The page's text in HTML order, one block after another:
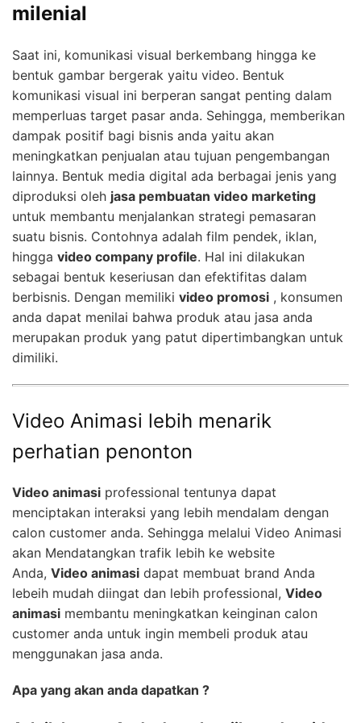
milenial
Saat ini, komunikasi visual berkembang hingga ke
bentuk gambar bergerak yaitu video. Bentuk
komunikasi visual ini berperan sangat penting dalam
memperluas target pasar anda. Sehingga, memberikan
dampak positif bagi bisnis anda yaitu akan
meningkatkan penjualan atau tujuan pengembangan
lainnya. Bentuk media digital ada berbagai jenis yang
diproduksi oleh jasa pembuatan video marketing
untuk membantu menjalankan strategi pemasaran
suatu bisnis. Contohnya adalah film pendek, iklan,
hingga video company profile. Hal ini dilakukan
sebagai bentuk keseriusan dan efektifitas dalam
berbisnis. Dengan memiliki video promosi , konsumen
anda dapat menilai bahwa produk atau jasa anda
merupakan produk yang patut dipertimbangkan untuk
dimiliki.
Video Animasi lebih menarik
perhatian penonton
Video animasi professional tentunya dapat
menciptakan interaksi yang lebih mendalam dengan
calon customer anda. Sehingga melalui Video Animasi
akan Mendatangkan trafik lebih ke website
Anda, Video animasi dapat membuat brand Anda
lebeih mudah diingat dan lebih professional, Video
animasi membantu meningkatkan keinginan calon
customer anda untuk ingin membeli produk atau
menggunakan jasa anda.
Apa yang akan anda dapatkan ?